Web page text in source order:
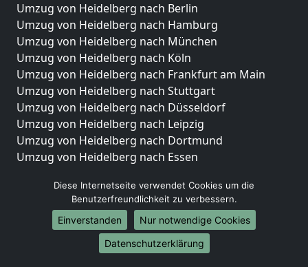
Umzug von Heidelberg nach Berlin
Umzug von Heidelberg nach Hamburg
Umzug von Heidelberg nach München
Umzug von Heidelberg nach Köln
Umzug von Heidelberg nach Frankfurt am Main
Umzug von Heidelberg nach Stuttgart
Umzug von Heidelberg nach Düsseldorf
Umzug von Heidelberg nach Leipzig
Umzug von Heidelberg nach Dortmund
Umzug von Heidelberg nach Essen
Umzug von Heidelberg nach Dresden
Umzug von Heidelberg nach Hannover
Umzug von Heidelberg nach Nürnberg
Umzug von Heidelberg nach Duisburg
Umzug von Heidelberg nach Bochum
Diese Internetseite verwendet Cookies um die
Benutzerfreundlichkeit zu verbessern.
Einverstanden
Nur notwendige Cookies
Datenschutzerklärung